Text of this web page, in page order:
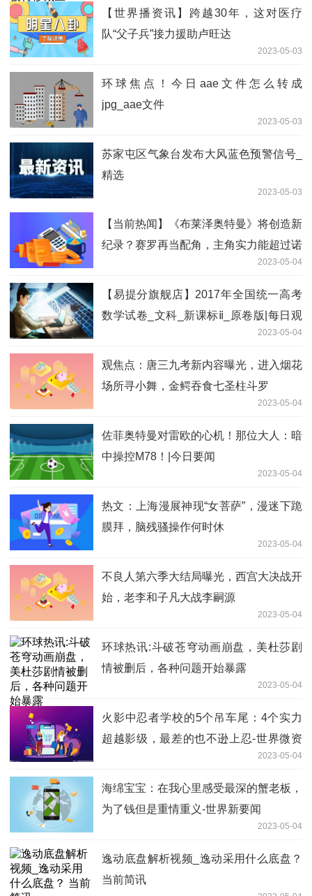
【世界播资讯】跨越30年，这对医疗
队“父子兵”接力援助卢旺达
2023-05-03
环球焦点！今日aae文件怎么转成
jpg_aae文件
2023-05-03
苏家屯区气象台发布大风蓝色预警信号_
精选
2023-05-03
【当前热闻】《布莱泽奥特曼》将创造新
纪录？赛罗再当配角，主角实力能超过诺
2023-05-04
【易提分旗舰店】2017年全国统一高考
数学试卷_文科_新课标ⅱ_原卷版|每日观
2023-05-04
观焦点：唐三九考新内容曝光，进入烟花
场所寻小舞，金鳄吞食七圣柱斗罗
2023-05-04
佐菲奥特曼对雷欧的心机！那位大人：暗
中操控M78！|今日要闻
2023-05-04
热文：上海漫展神现“女菩萨”，漫迷下跪
膜拜，脑残骚操作何时休
2023-05-04
不良人第六季大结局曝光，西宫大决战开
始，老李和子凡大战李嗣源
2023-05-04
环球热讯:斗破苍穹动画崩盘，美杜莎剧
情被删后，各种问题开始暴露
2023-05-04
火影中忍者学校的5个吊车尾：4个实力
超越影级，最差的也不逊上忍-世界微资
2023-05-04
海绵宝宝：在我心里感受最深的蟹老板，
为了钱但是重情重义-世界新要闻
2023-05-04
逸动底盘解析视频_逸动采用什么底盘？
当前简讯